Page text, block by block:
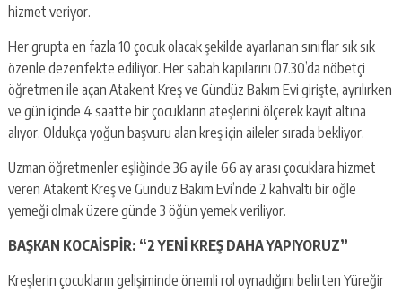
hizmet veriyor.
Her grupta en fazla 10 çocuk olacak şekilde ayarlanan sınıflar sık sık
özenle dezenfekte ediliyor. Her sabah kapılarını 07.30’da nöbetçi
öğretmen ile açan Atakent Kreş ve Gündüz Bakım Evi girişte, ayrılırken
ve gün içinde 4 saatte bir çocukların ateşlerini ölçerek kayıt altına
alıyor. Oldukça yoğun başvuru alan kreş için aileler sırada bekliyor.
Uzman öğretmenler eşliğinde 36 ay ile 66 ay arası çocuklara hizmet
veren Atakent Kreş ve Gündüz Bakım Evi’nde 2 kahvaltı bir öğle
yemeği olmak üzere günde 3 öğün yemek veriliyor.
BAŞKAN KOCAİSPİR: “2 YENİ KREŞ DAHA YAPIYORUZ”
Kreşlerin çocukların gelişiminde önemli rol oynadığını belirten Yüreğir